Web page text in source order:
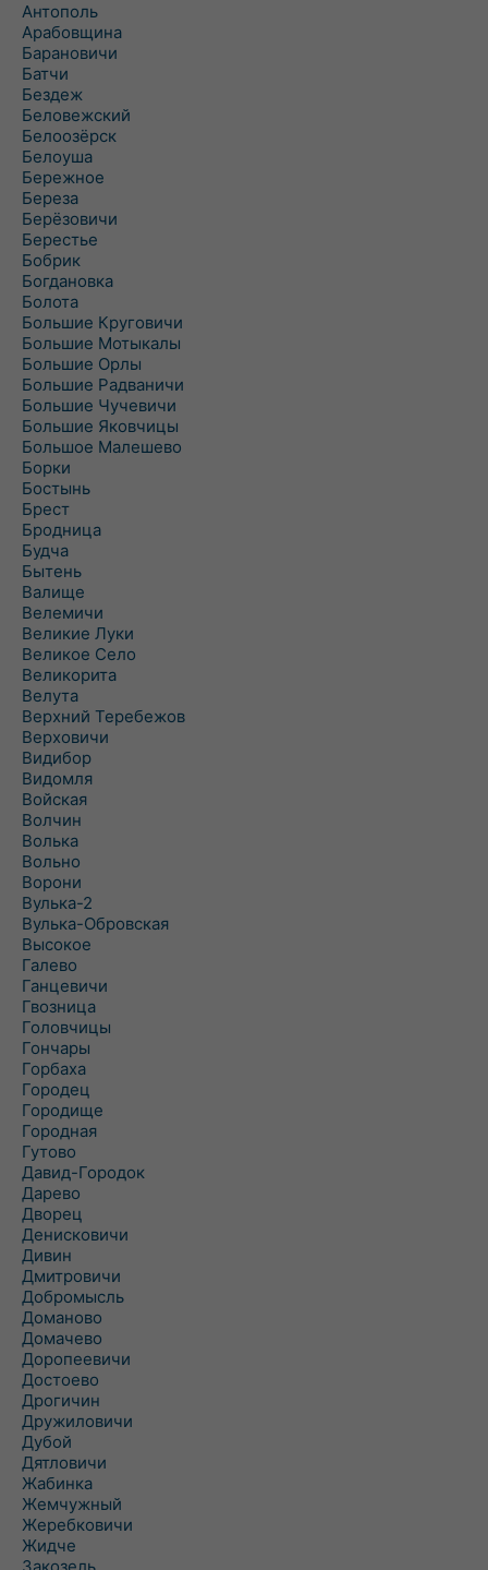
Антополь
Арабовщина
Барановичи
Батчи
Бездеж
Беловежский
Белоозёрск
Белоуша
Бережное
Береза
Берёзовичи
Берестье
Бобрик
Богдановка
Болота
Большие Круговичи
Большие Мотыкалы
Большие Орлы
Большие Радваничи
Большие Чучевичи
Большие Яковчицы
Большое Малешево
Борки
Бостынь
Брест
Бродница
Будча
Бытень
Валище
Велемичи
Великие Луки
Великое Село
Великорита
Велута
Верхний Теребежов
Верховичи
Видибор
Видомля
Войская
Волчин
Волька
Вольно
Ворони
Вулька-2
Вулька-Обровская
Высокое
Галево
Ганцевичи
Гвозница
Головчицы
Гончары
Горбаха
Городец
Городище
Городная
Гутово
Давид-Городок
Дарево
Дворец
Денисковичи
Дивин
Дмитровичи
Добромысль
Доманово
Домачево
Доропеевичи
Достоево
Дрогичин
Дружиловичи
Дубой
Дятловичи
Жабинка
Жемчужный
Жеребковичи
Жидче